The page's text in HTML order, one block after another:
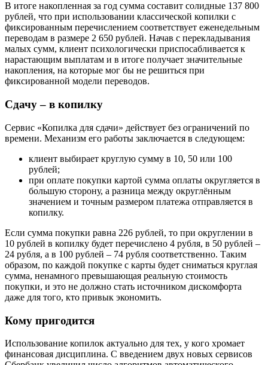
В итоге накопленная за год сумма составит солидные 137 800
рублей, что при использовании классической копилки с
фиксированным перечислением соответствует еженедельным
переводам в размере 2 650 рублей. Начав с перекладывания
малых сумм, клиент психологически приспосабливается к
нарастающим выплатам и в итоге получает значительные
накопления, на которые мог бы не решиться при
фиксированной модели переводов.
Сдачу – в копилку
Сервис «Копилка для сдачи» действует без ограничений по
времени. Механизм его работы заключается в следующем:
клиент выбирает круглую сумму в 10, 50 или 100
рублей;
при оплате покупки картой сумма оплаты округляется в
бо́льшую сторону, а разница между округлённым
значением и точным размером платежа отправляется в
копилку.
Если сумма покупки равна 226 рублей, то при округлении в
10 рублей в копилку будет перечислено 4 рубля, в 50 рублей –
24 рубля, а в 100 рублей – 74 рубля соответственно. Таким
образом, по каждой покупке с карты будет сниматься круглая
сумма, ненамного превышающая реальную стоимость
покупки, и это не должно стать источником дискомфорта
даже для того, кто привык экономить.
Кому пригодится
Использование копилок актуально для тех, у кого хромает
финансовая дисциплина. С введением двух новых сервисов